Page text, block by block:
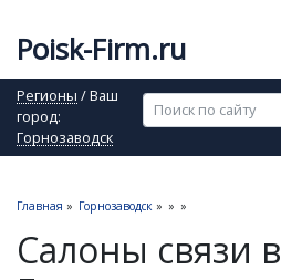
Poisk-Firm.ru
Регионы / Ваш
город:
Горнозаводск
Главная » Горнозаводск » » »
Салоны связи в